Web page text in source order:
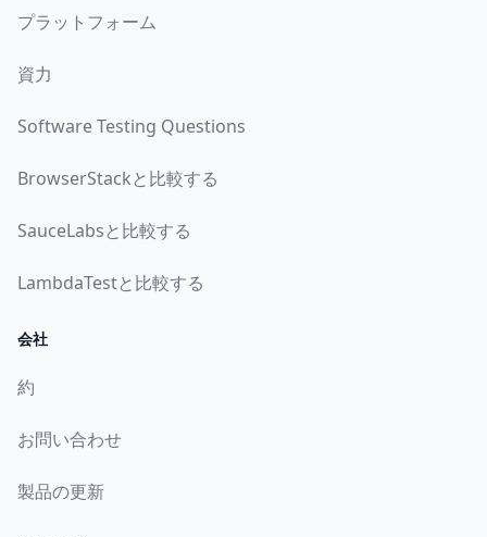
プラットフォーム
資力
Software Testing Questions
BrowserStackと比較する
SauceLabsと比較する
LambdaTestと比較する
会社
約
お問い合わせ
製品の更新